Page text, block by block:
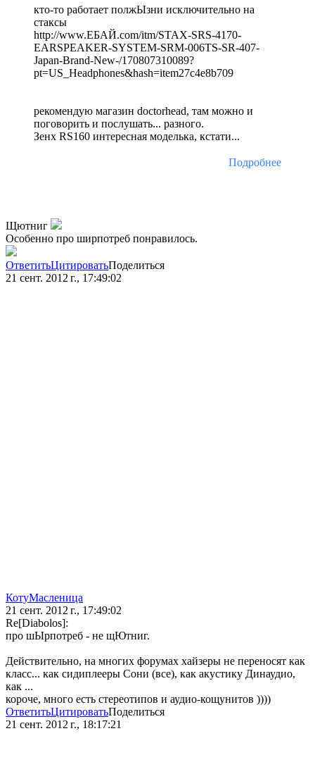
кто-то работает полжЫзни исключительно на
стаксы
http://www.ЕБАЙ.com/itm/STAX-SRS-4170-
EARSPEAKER-SYSTEM-SRM-006TS-SR-407-
Japan-Brand-New-/170807310089?
pt=US_Headphones&hash=item27c4e8b709
рекомендую магазин doctorhead, там можно и
поговорить и послушать... разного.
Зенх RS160 интересная моделька, кстати...
Подробнее
Щютниг
Особенно про ширпотреб понравилось.
ОтветитьЦитироватьПоделиться
21 сент. 2012 г., 17:49:02
КотуМасленица
21 сент. 2012 г., 17:49:02
Re[Diabolos]:
про шЫрпотреб - не щЮтниг.
Действительно, на многих форумах хайзеры не переносят как
класс... как сидиплееры Сони (все), как акустику Динаудио,
как ...
короче, много есть стереотипов и аудио-кощунитов ))))
ОтветитьЦитироватьПоделиться
21 сент. 2012 г., 18:17:21